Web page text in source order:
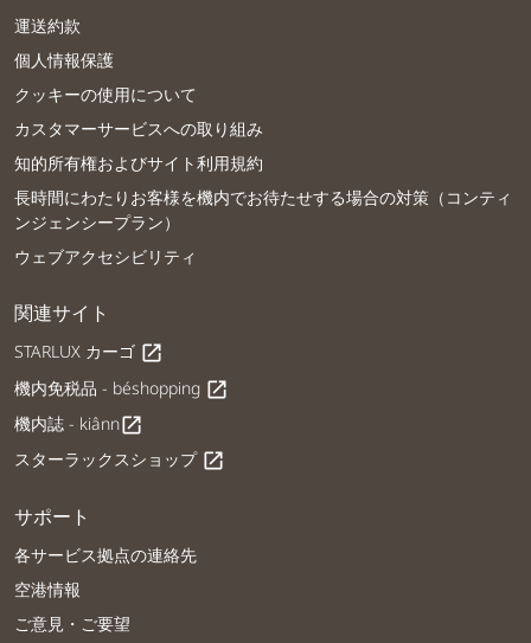
運送約款
個人情報保護
クッキーの使用について
カスタマーサービスへの取り組み
知的所有権およびサイト利用規約
長時間にわたりお客様を機内でお待たせする場合の対策（コンティ
ンジェンシープラン）
ウェブアクセシビリティ
関連サイト
STARLUX カーゴ open_in_new
機内免税品 - béshopping open_in_new
機内誌 - kiânnopen_in_new
スターラックスショップ open_in_new
サポート
各サービス拠点の連絡先
空港情報
ご意見・ご要望